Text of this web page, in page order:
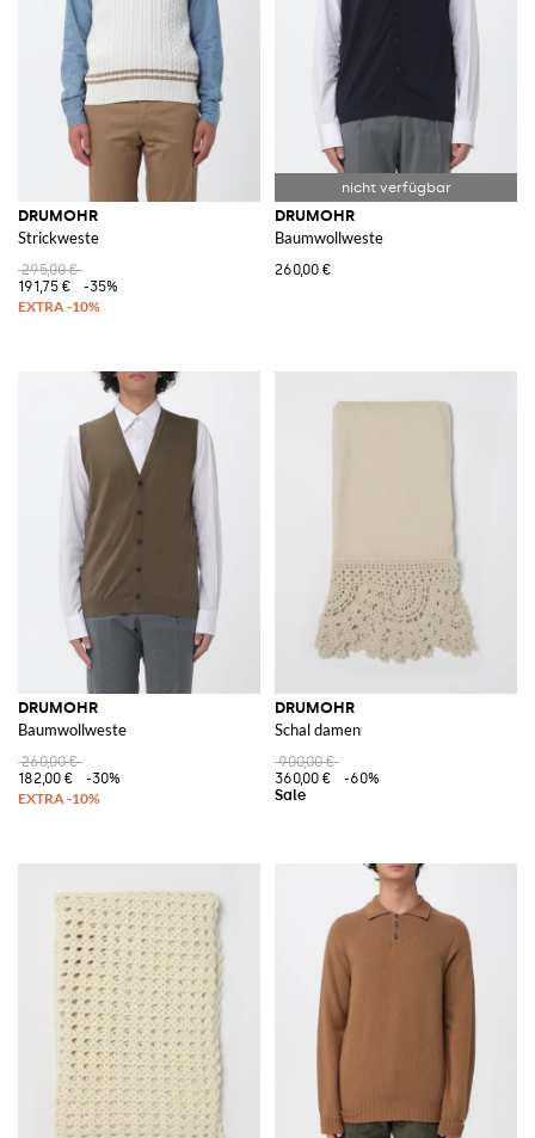
DRUMOHR
Strickweste
295,00 €
191,75 €
-35%
DRUMOHR
Baumwollweste
260,00 €
DRUMOHR
Baumwollweste
260,00 €
182,00 €
-30%
DRUMOHR
Schal damen
900,00 €
360,00 €
-60%